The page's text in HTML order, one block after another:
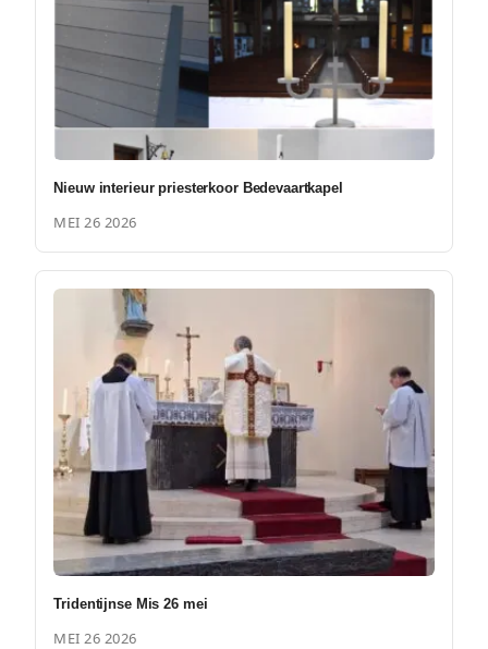
Nieuw interieur priesterkoor Bedevaartkapel
MEI 26 2026
Tridentijnse Mis 26 mei
MEI 26 2026